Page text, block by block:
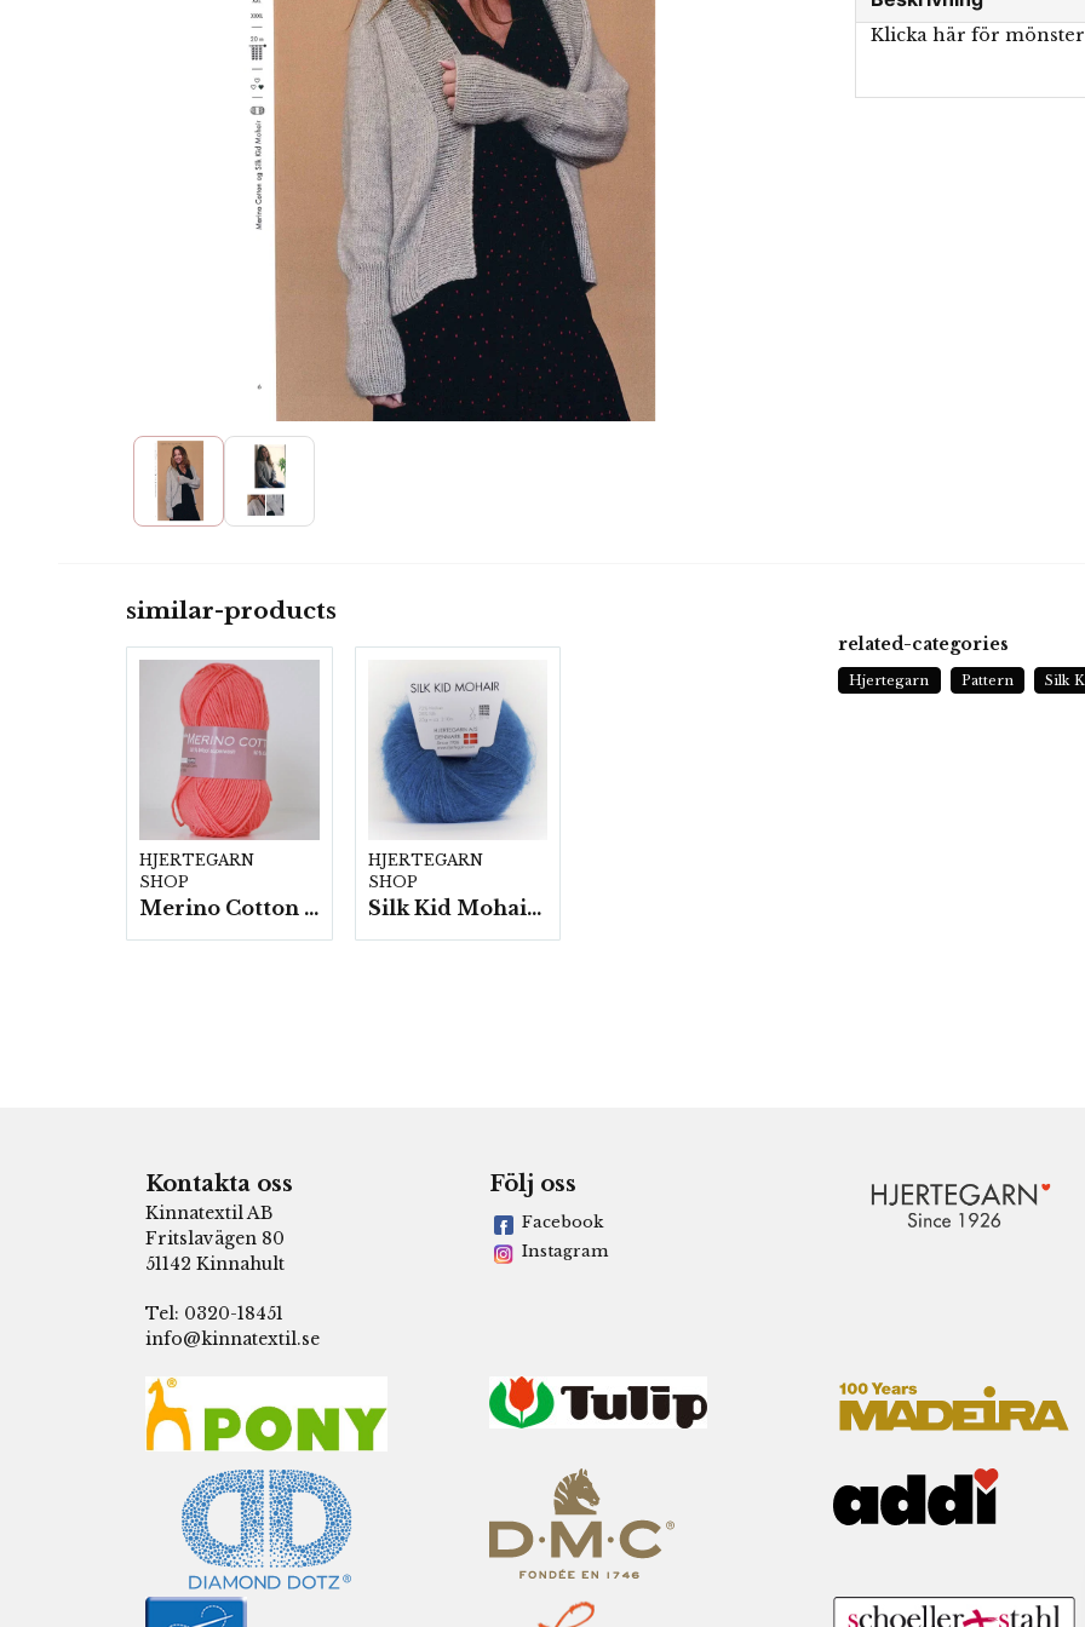
Klicka här för mönster
similar-products
HJERTEGARN
SHOP
Merino Cotton - 10 nystan a50g./fp.
HJERTEGARN
SHOP
Silk Kid Mohair - 10 nystan á 25g./fp.
related-categories
Hjertegarn Pattern Silk
Kontakta oss
Kinnatextil AB
Fritslavägen 80
51142 Kinnahult
Tel: 0320-18451
info@kinnatextil.se
Följ oss
Facebook
Instagram